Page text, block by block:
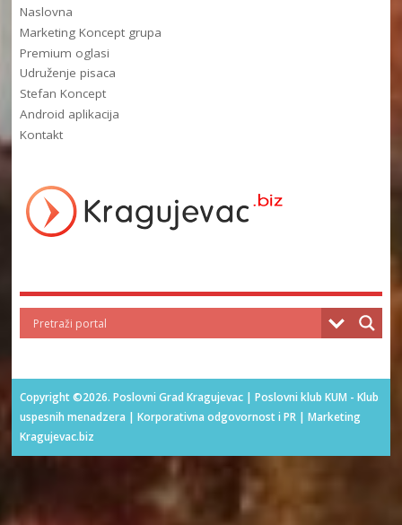
Naslovna
Marketing Koncept grupa
Premium oglasi
Udruženje pisaca
Stefan Koncept
Android aplikacija
Kontakt
Copyright ©2026. Poslovni Grad Kragujevac | Poslovni klub KUM - Klub
uspesnih menadzera | Korporativna odgovornost i PR | Marketing
Kragujevac.biz